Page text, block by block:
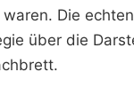
Die
über die